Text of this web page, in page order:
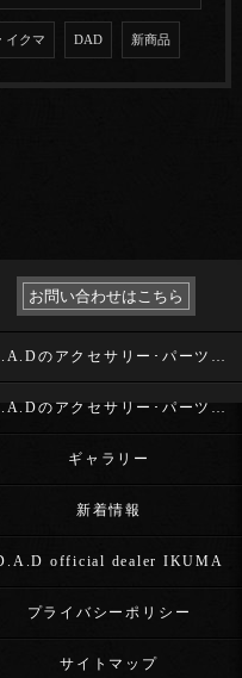
イクマ DAD 新商品
お問い合わせはこちら
D.A.Dのアクセサリー･パーツ･D.A.D OFFICIAL DEALER IKUMAの口コミ情報
D.A.Dのアクセサリー･パーツ･D.A.D OFFICIAL DEALER IKUMAのお客様の声
ギャラリー
新着情報
official dealer IKUMA
プライバシーポリシー
サイトマップ